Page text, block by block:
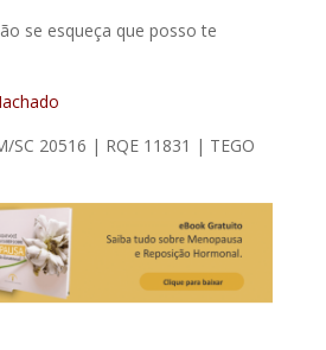
se esqueça que posso te
SC 20516 | RQE 11831 | TEGO